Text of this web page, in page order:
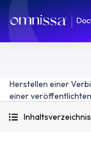
Herstellen einer
einer
Inhaltsverzeichnis